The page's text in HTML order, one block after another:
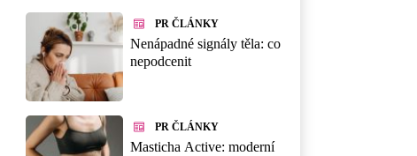
PR ČLÁNKY
Nenápadné signály těla: co
nepodcenit
PR ČLÁNKY
Masticha Active: moderní